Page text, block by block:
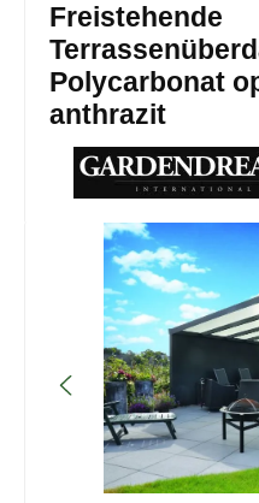
Freistehende
Polycarbonat
anthrazit
Bildergalerie überspringen